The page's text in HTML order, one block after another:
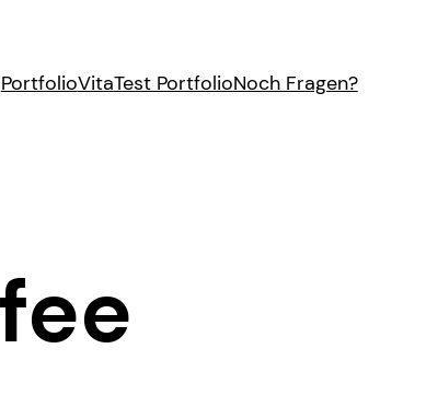
PortfolioVitaTest PortfolioNoch Fragen?